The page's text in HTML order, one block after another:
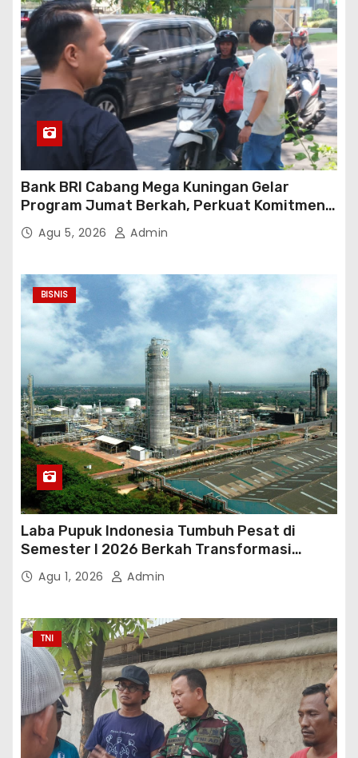
Bank BRI Cabang Mega Kuningan Gelar
Program Jumat Berkah, Perkuat Komitmen
untuk Saling Berbagai Kepada Masyarakat
Sekitar Kawasan Mega Kuningan
Agu 5, 2026 Admin
BISNIS
Laba Pupuk Indonesia Tumbuh Pesat di
Semester I 2026 Berkah Transformasi
Danantara
Agu 1, 2026 Admin
TNI